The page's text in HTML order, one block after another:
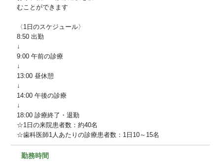
むことができます
〈1日のスケジュール〉
8:50 出勤
↓
9:00 午前の診療
↓
13:00 昼休憩
↓
14:00 午後の診療
↓
18:00 診療終了・退勤
☆1日の来院患者数：約40名
☆歯科医師1人あたりの診療患者数：1日10～15名
勤務時間